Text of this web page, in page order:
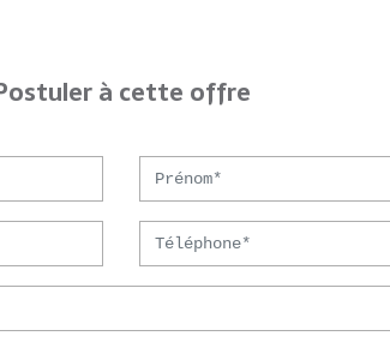
à cette offre
Prénom
Téléphone